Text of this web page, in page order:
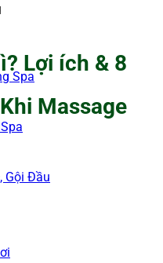
Spa
Gội Đầu
Lợi ích & 8
Massage